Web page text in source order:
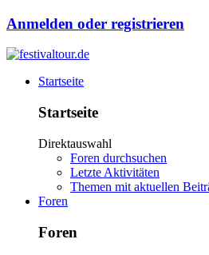
Anmelden oder registrieren
Startseite
Startseite
Direktauswahl
Foren durchsuchen
Letzte Aktivitäten
Themen mit aktuellen
Foren
Foren